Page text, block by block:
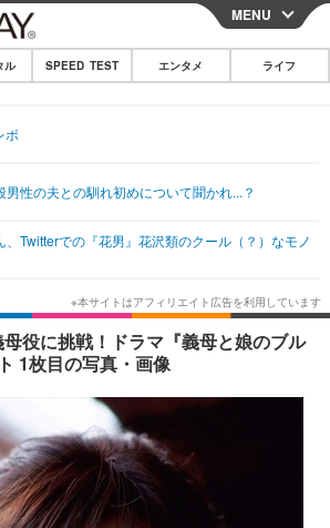
CLOSE
その他
韓国・芸能
スポーツ
グルメ
ショッピング
法
MENU
ル SPEED TEST エンタメ ライフ
ポ
男性の夫との馴れ初めについて聞かれ...？
、Twitterでの『花男』花沢類のクール（？）なモノ
役に挑戦！ドラマ『義母と娘のブル
1枚目の写真・画像